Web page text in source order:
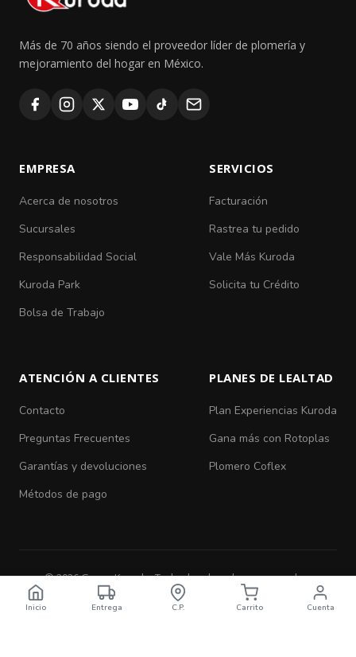
Más de 70 años siendo el proveedor líder de plomería y
mejoramiento del hogar en México.
EMPRESA
Acerca de nosotros
Sucursales
Responsabilidad Social
Kuroda Park
Bolsa de Trabajo
SERVICIOS
Facturación
Rastrea tu pedido
Vale Más Kuroda
Solicita tu Crédito
ATENCIÓN A CLIENTES
Contacto
Preguntas Frecuentes
Garantías y devoluciones
Métodos de pago
PLANES DE LEALTAD
Plan Experiencias Kuroda
Gana más con Rotoplas
Plomero Coflex
© 2026 Grupo Kuroda. Todos los derechos reservados.
Aviso de Privacidad
Términos y Condiciones
Inicio Entrega C.P. Carrito Cuenta